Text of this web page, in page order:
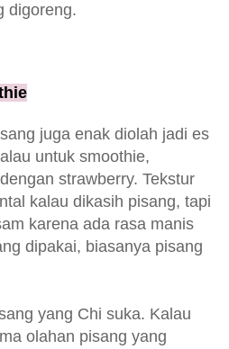
digoreng.
juga enak diolah jadi es
untuk smoothie,
strawberry. Tekstur
kalau dikasih pisang, tapi
karena ada rasa manis
dipakai, biasanya pisang
yang Chi suka. Kalau
olahan pisang yang